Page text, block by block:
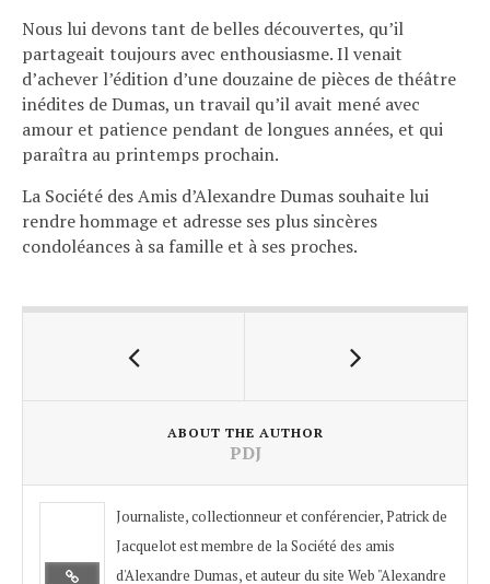
Nous lui devons tant de belles découvertes, qu’il
partageait toujours avec enthousiasme. Il venait
d’achever l’édition d’une douzaine de pièces de théâtre
inédites de Dumas, un travail qu’il avait mené avec
amour et patience pendant de longues années, et qui
paraîtra au printemps prochain.
La Société des Amis d’Alexandre Dumas souhaite lui
rendre hommage et adresse ses plus sincères
condoléances à sa famille et à ses proches.
ABOUT THE AUTHOR
PDJ
Journaliste, collectionneur et conférencier, Patrick de
Jacquelot est membre de la Société des amis
d'Alexandre Dumas, et auteur du site Web "Alexandre